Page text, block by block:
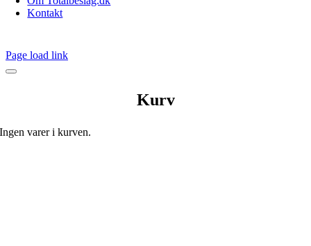
Kontakt
Page load link
Kurv
Ingen varer i kurven.